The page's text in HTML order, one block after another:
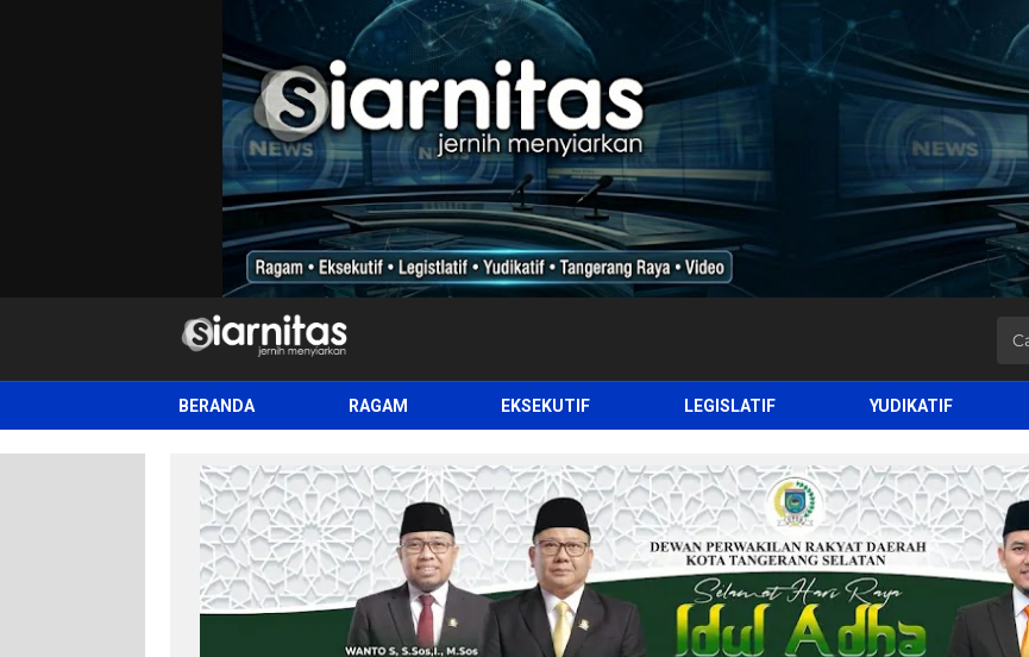
siarnitas
Jernih Menyiarkan
BERANDA RAGAM EKSEKUTIF LEGISLATIF YUDIKATIF